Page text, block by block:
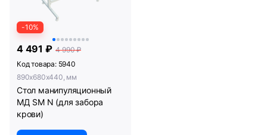
-10%
4 491 ₽ 4 990 ₽
Код товара: 5940
890x680x440, мм
Стол манипуляционный
МД SM N (для забора
крови)